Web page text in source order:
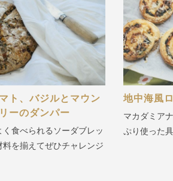
ト、バジルとマウン
ーのダンパー
食べられるソーダブレッ
を揃えてぜひチャレンジ
地中海風
マカダミア
ぷり使った